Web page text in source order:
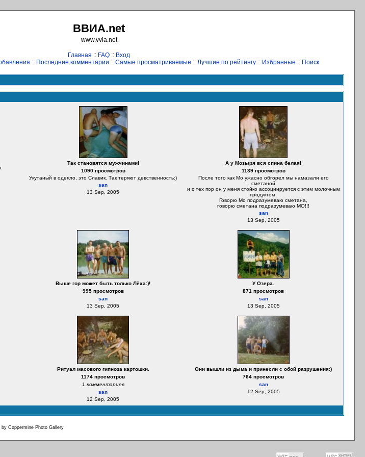
ВВИА.net
www.vvia.net
Главная :: FAQ :: Вход
:: Последние комментарии :: Самые просматриваемые :: Лучшие по рейтингу:: Избранные :: Поиск
Так становятся мужчинами!
1090 просмотров
Укутаный в одеяло, это Славик. Так теряют девственность:)
san
13 Sep, 2005
А у Мозыря вся спина белая!
1139 просмотров
После того как Мо ужасно обгорел мы намазали его
сметаной
и с тех пор он у меня стойко ассоциируется с этим молочным
продуктом.
Говорю Мо подразумеваю сметана,
говорю сметана подразумеваю МО!!!
san
13 Sep, 2005
Выше гор может быть только Лёха:)!
995 просмотров
san
13 Sep, 2005
У Озера.
871 просмотров
san
13 Sep, 2005
Ритуал масового гипноза картошки.
1174 просмотров
1 комментариев
san
12 Sep, 2005
Они вышли из дыма и принесли с обой разрушения:)
764 просмотров
san
12 Sep, 2005
by Coppermine Photo Gallery